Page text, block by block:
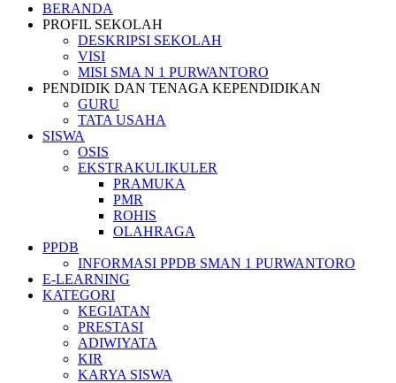
BERANDA
PROFIL SEKOLAH
DESKRIPSI SEKOLAH
VISI
MISI SMA N 1 PURWANTORO
PENDIDIK DAN TENAGA KEPENDIDIKAN
GURU
TATA USAHA
SISWA
OSIS
EKSTRAKULIKULER
PRAMUKA
PMR
ROHIS
OLAHRAGA
PPDB
INFORMASI PPDB SMAN 1 PURWANTORO
E-LEARNING
KATEGORI
KEGIATAN
PRESTASI
ADIWIYATA
KIR
KARYA SISWA